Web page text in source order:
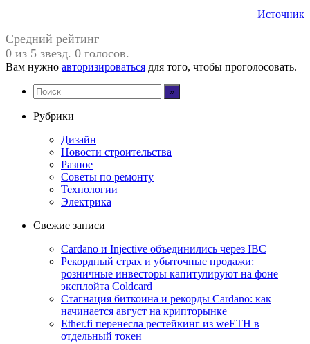
Источник
Средний рейтинг
0 из 5 звезд. 0 голосов.
Вам нужно авторизироваться для того, чтобы проголосовать.
Рубрики
Дизайн
Новости строительства
Разное
Советы по ремонту
Технологии
Электрика
Свежие записи
Cardano и Injective объединились через IBC
Рекордный страх и убыточные продажи:
розничные инвесторы капитулируют на фоне
эксплойта Coldcard
Стагнация биткоина и рекорды Cardano: как
начинается август на крипторынке
Ether.fi перенесла рестейкинг из weETH в
отдельный токен